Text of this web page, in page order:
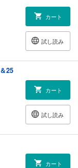
！
リカのまがまがしい闇
)必要とされるならば
よ、俺は！」板倉 滉
残せるのは俺しかい
湊まり花×柚乃りか
日（金）に発売予定!!
カート
試し読み
25
カート
試し読み
カート